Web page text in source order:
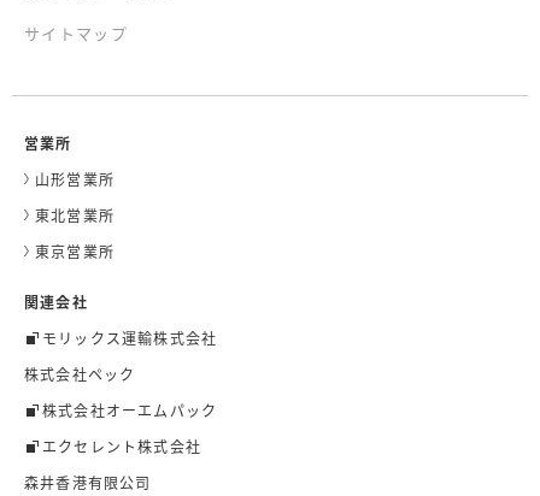
サイトマップ
営業所
山形営業所
東北営業所
東京営業所
関連会社
モリックス運輸株式会社
株式会社ペック
株式会社オーエムパック
エクセレント株式会社
森井香港有限公司